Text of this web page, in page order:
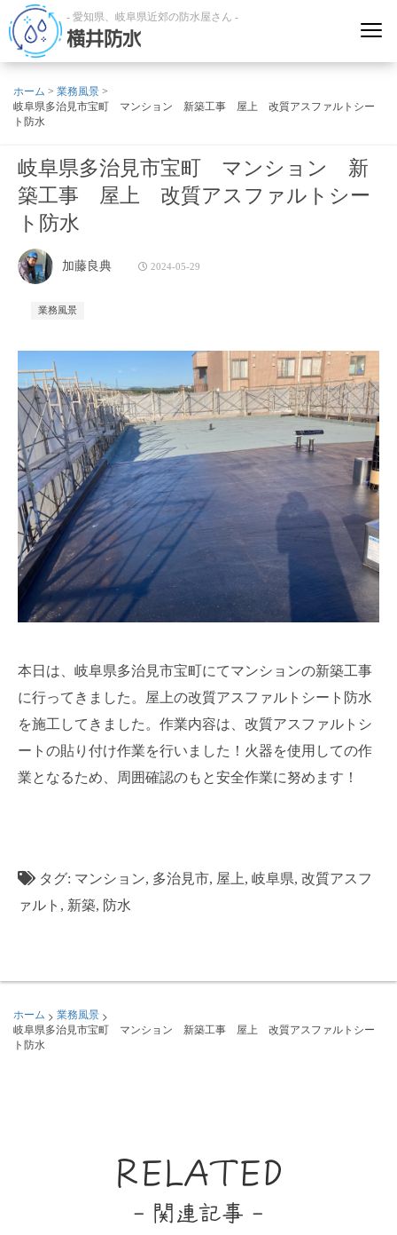
- 愛知県、岐阜県近郊の防水屋さん -
横井防水
ホーム > 業務風景 >
岐阜県多治見市宝町 マンション 新築工事 屋上 改質アスファルトシー
ト防水
岐阜県多治見市宝町 マンション 新
築工事 屋上 改質アスファルトシー
ト防水
加藤良典 2024-05-29
業務風景
本日は、岐阜県多治見市宝町にてマンションの新築工事
に行ってきました。屋上の改質アスファルトシート防水
を施工してきました。作業内容は、改質アスファルトシ
ートの貼り付け作業を行いました！火器を使用しての作
業となるため、周囲確認のもと安全作業に努めます！
タグ: マンション, 多治見市, 屋上, 岐阜県, 改質アスフ
ァルト , 新築, 防水
ホーム > 業務風景 >
岐阜県多治見市宝町 マンション 新築工事 屋上 改質アスファルトシー
ト防水
RELATED
- 関連記事 -